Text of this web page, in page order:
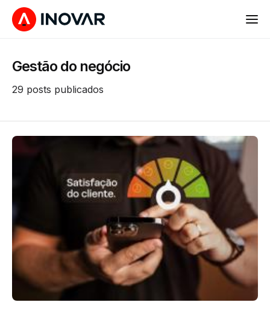
Gestão do negócio
29 posts publicados